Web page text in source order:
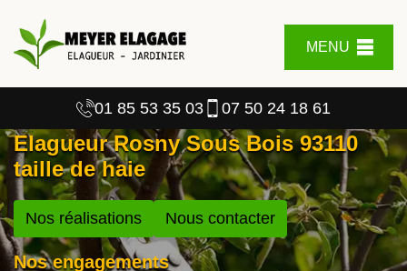
MENU
01 85 53 35 03 07 50 24 18 61
Elagueur Rosny Sous Bois 93110
taille de haie
Nos réalisations Nous contacter
Nos engagements